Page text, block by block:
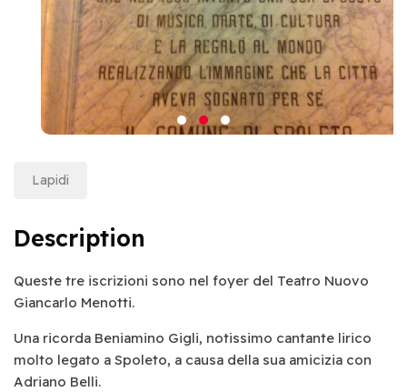
Lapidi
Description
Queste tre iscrizioni sono nel foyer del Teatro Nuovo
Giancarlo Menotti.
Una ricorda Beniamino Gigli, notissimo cantante lirico
molto legato a Spoleto, a causa della sua amicizia con
Adriano Belli.